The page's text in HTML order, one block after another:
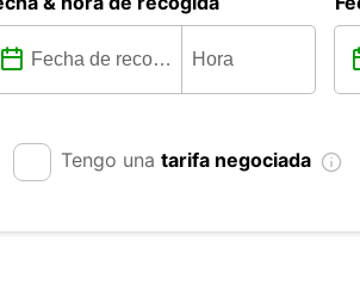
Tengo una tarifa negociada